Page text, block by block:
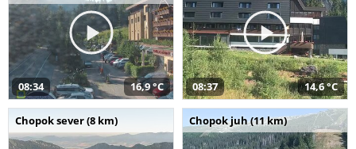
08:34 16,9 °C 08:37 14,6 °C
Chopok sever (8 km) Chopok juh (11 km)